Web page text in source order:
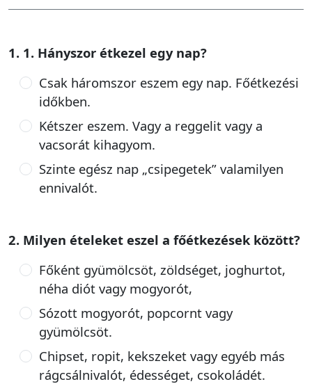
1. 1. Hányszor étkezel egy nap?
Csak háromszor eszem egy nap. Főétkezési
időkben.
Kétszer eszem. Vagy a reggelit vagy a
vacsorát kihagyom.
Szinte egész nap „csipegetek” valamilyen
ennivalót.
2. Milyen ételeket eszel a főétkezések között?
Főként gyümölcsöt, zöldséget, joghurtot,
néha diót vagy mogyorót,
Sózott mogyorót, popcornt vagy
gyümölcsöt.
Chipset, ropit, kekszeket vagy egyéb más
rágcsálnivalót, édességet, csokoládét.